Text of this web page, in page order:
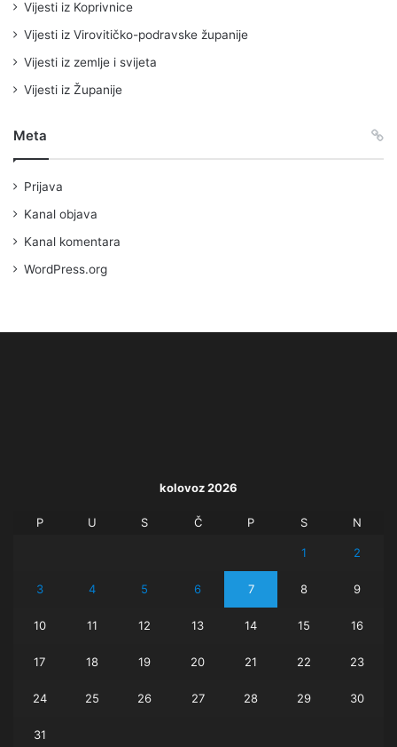
Vijesti iz Koprivnice
Vijesti iz Virovitičko-podravske županije
Vijesti iz zemlje i svijeta
Vijesti iz Županije
Meta
Prijava
Kanal objava
Kanal komentara
WordPress.org
kolovoz 2026
P U S Č P S N
1 2
3 4 5 6 7 8 9
10 11 12 13 14 15 16
17 18 19 20 21 22 23
24 25 26 27 28 29 30
31